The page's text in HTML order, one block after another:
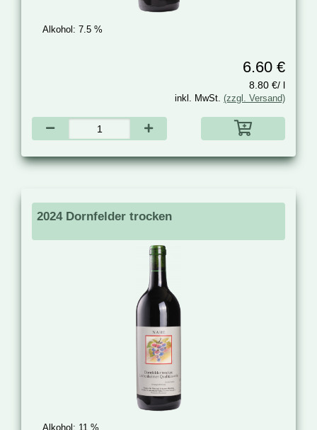
Alkohol: 7.5 %
6.60 €
8.80 €/ l
inkl. MwSt. (zzgl. Versand)
2024 Dornfelder trocken
Alkohol: 11 %